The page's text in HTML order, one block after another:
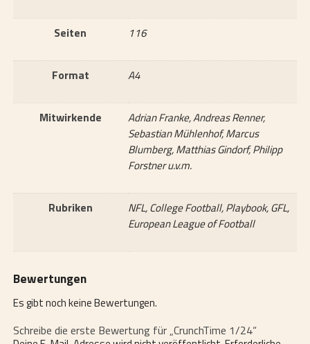
Seiten 116
Format A4
Mitwirkende
Adrian Franke, Andreas Renner,
Sebastian Mühlenhof, Marcus
Blumberg, Matthias Gindorf, Philipp
Forstner u.v.m.
Rubriken
NFL, College Football, Playbook, GFL,
European League of Football
Bewertungen
Es gibt noch keine Bewertungen.
Schreibe die erste Bewertung für „CrunchTime 1/24“